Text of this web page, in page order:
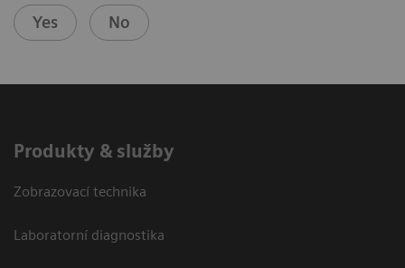
Yes No
Produkty & služby
Zobrazovací technika
Laboratorní diagnostika